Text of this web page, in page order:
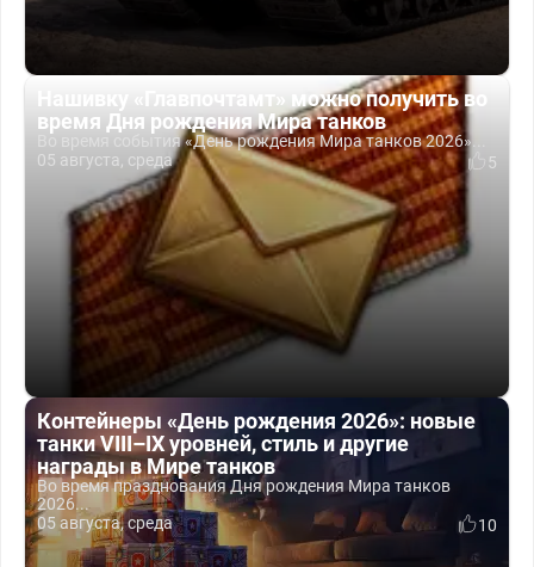
Нашивку «Главпочтамт» можно получить во
время Дня рождения Мира танков
Во время события «День рождения Мира танков 2026»...
05 августа, среда
5
Контейнеры «День рождения 2026»: новые
танки VIII–IX уровней, стиль и другие
награды в Мире танков
Во время празднования Дня рождения Мира танков
2026...
05 августа, среда
10